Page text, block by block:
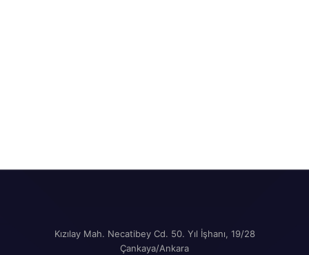
Kızılay Mah. Necatibey Cd. 50. Yıl İşhanı, 19/28
Çankaya/Ankara